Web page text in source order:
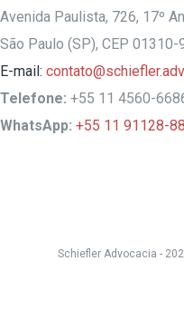
Avenida Paulista, 726, 17º
São Paulo (SP), CEP 01310-
E-mail:
Telefone: +55 11 4560-
WhatsApp: +55 11 91128-
Schiefler Advocacia -